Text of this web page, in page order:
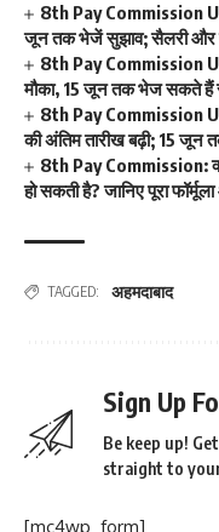
8th Pay Commission
जून तक भेजें सुझाव; सैलरी और
8th Pay Commission
मौका, 15 जून तक भेज सकते हैं
8th Pay Commission
की अंतिम तारीख बढ़ी; 15 जून
8th Pay Commission:
हो सकती है? जानिए पूरा
TAGGED: अहमदाबाद
Sign Up
Be keep up!
straight to
[mc4wp_form]